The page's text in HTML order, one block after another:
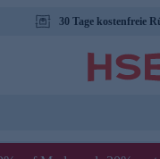
30 Tage kostenfreie